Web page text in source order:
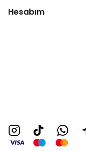
Hesabım